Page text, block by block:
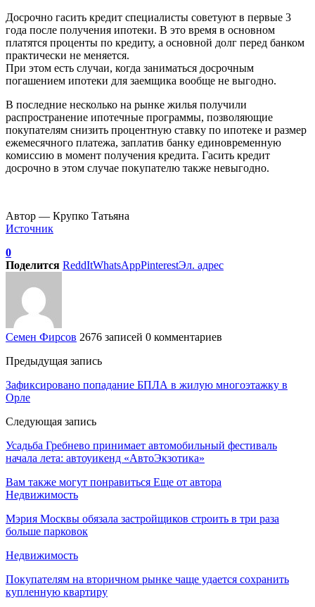
Досрочно гасить кредит специалисты советуют в первые 3
года после получения ипотеки. В это время в основном
платятся проценты по кредиту, а основной долг перед банком
практически не меняется.
При этом есть случаи, когда заниматься досрочным
погашением ипотеки для заемщика вообще не выгодно.
В последние несколько на рынке жилья получили
распространение ипотечные программы, позволяющие
покупателям снизить процентную ставку по ипотеке и размер
ежемесячного платежа, заплатив банку единовременную
комиссию в момент получения кредита. Гасить кредит
досрочно в этом случае покупателю также невыгодно.
Автор — Крупко Татьяна
Источник
0
Поделится ReddItWhatsAppPinterestЭл. адрес
Семен Фирсов 2676 записей 0 комментариев
Предыдущая запись
Зафиксировано попадание БПЛА в жилую многоэтажку в
Орле
Следующая запись
Усадьба Гребнево принимает автомобильный фестиваль
начала лета: автоуикенд «АвтоЭкзотика»
Вам также могут понравиться Еще от автора
Недвижимость
Мэрия Москвы обязала застройщиков строить в три раза
больше парковок
Недвижимость
Покупателям на вторичном рынке чаще удается сохранить
купленную квартиру